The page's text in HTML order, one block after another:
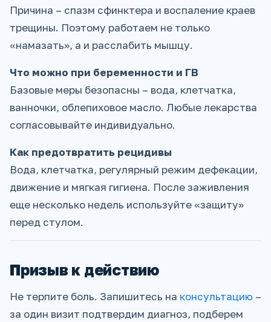
Причина – спазм сфинктера и воспаление краев
трещины. Поэтому работаем не только
«намазать», а и расслабить мышцу.
Что можно при беременности и ГВ
Базовые меры безопасны – вода, клетчатка,
ванночки, облепиховое масло. Любые лекарства
согласовывайте индивидуально.
Как предотвратить рецидивы
Вода, клетчатка, регулярный режим дефекации,
движение и мягкая гигиена. После заживления
еще несколько недель используйте «защиту»
перед стулом.
Призыв к действию
Не терпите боль. Запишитесь на консультацию –
за один визит подтвердим диагноз, подберем